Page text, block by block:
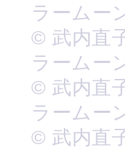
ラームー
© 武内直
ラームー
© 武内直
ラームー
© 武内直